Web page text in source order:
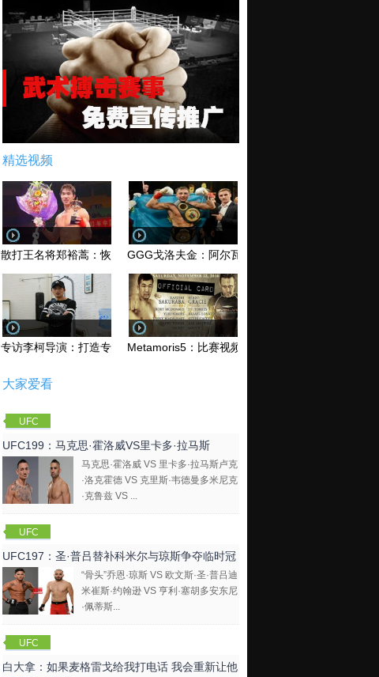
精选视频
散打王名将郑裕蒿：恢复训练 有望回归擂台GGG戈洛夫金：阿尔瓦雷兹和库托 爱谁谁无所谓！
专访李柯导演：打造专业MMA综合格斗电影《破军》
Metamoris5：比赛视频
大家爱看
UFC
UFC199：马克思·霍洛威VS里卡多·拉马斯
马克思·霍洛威 VS 里卡多·拉马斯卢克
·洛克霍德 VS 克里斯·韦德曼多米尼克
·克鲁兹 VS ...
UFC
UFC197：圣·普吕替补科米尔与琼斯争夺临时冠
军
“骨头”乔恩·琼斯 VS 欧文斯·圣·普吕迪
米崔斯·约翰逊 VS 亨利·塞胡多安东尼
·佩蒂斯...
UFC
白大拿：如果麦格雷戈给我打电话 我会重新让他